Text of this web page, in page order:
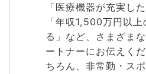
「医療機器が充実し
「年収1,500万円以
る」など、さまざま
ートナーにお伝えく
ちろん、非常勤・ス